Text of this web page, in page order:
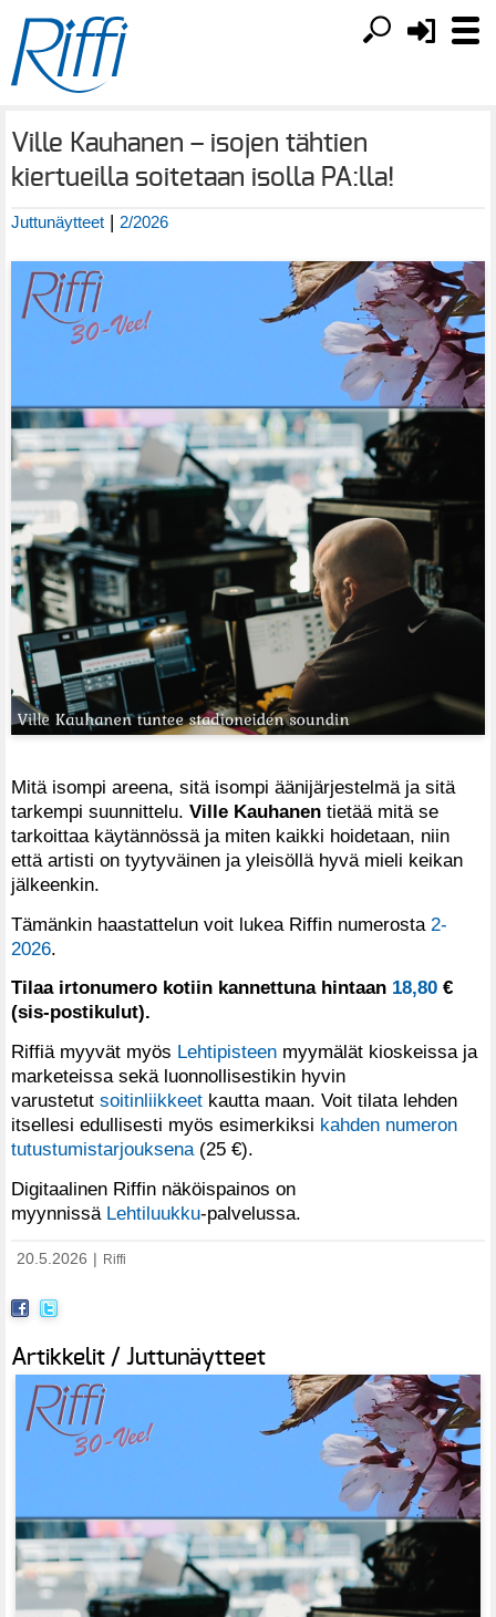
Ville Kauhanen – isojen tähtien
kiertueilla soitetaan isolla PA:lla!
Juttunäytteet | 2/2026
Mitä isompi areena, sitä isompi äänijärjestelmä ja sitä
tarkempi suunnittelu. Ville Kauhanen tietää mitä se
tarkoittaa käytännössä ja miten kaikki hoidetaan, niin
että artisti on tyytyväinen ja yleisöllä hyvä mieli keikan
jälkeenkin.
Tämänkin haastattelun voit lukea Riffin numerosta 2-
2026.
Tilaa irtonumero kotiin kannettuna hintaan 18,80 €
(sis-postikulut).
Riffiä myyvät myös Lehtipisteen myymälät kioskeissa ja
marketeissa sekä luonnollisestikin hyvin
varustetut soitinliikkeet kautta maan. Voit tilata lehden
itsellesi edullisesti myös esimerkiksi kahden numeron
tutustumistarjouksena(25 €).
Digitaalinen Riffin näköispainos on
myynnissä Lehtiluukku-palvelussa.
20.5.2026 Riffi
Artikkelit / Juttunäytteet